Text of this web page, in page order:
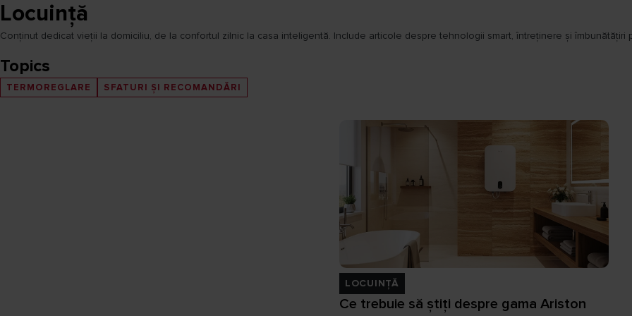
Locuință
Conținut dedicat vieții la domiciliu, de la confortul zilnic la casa inteligentă. Include articole despre tehnologii smart, întreținere și îmbunătățiri
Topics
TERMOREGLARE SFATURI ȘI RECOMANDĂRI
LOCUINȚĂ
Ce trebuie să știți despre gama Ariston